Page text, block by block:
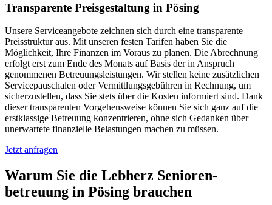
Transparente Preisgestaltung in Pösing
Unsere Serviceangebote zeichnen sich durch eine transparente
Preisstruktur aus. Mit unseren festen Tarifen haben Sie die
Möglichkeit, Ihre Finanzen im Voraus zu planen. Die Abrechnung
erfolgt erst zum Ende des Monats auf Basis der in Anspruch
genommenen Betreuungsleistungen. Wir stellen keine zusätzlichen
Servicepauschalen oder Vermittlungsgebühren in Rechnung, um
sicherzustellen, dass Sie stets über die Kosten informiert sind. Dank
dieser transparenten Vorgehensweise können Sie sich ganz auf die
erstklassige Betreuung konzentrieren, ohne sich Gedanken über
unerwartete finanzielle Belastungen machen zu müssen.
Jetzt anfragen
Warum Sie die Lebherz Senioren­
betreuung in Pösing brauchen